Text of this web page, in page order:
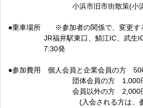
小浜市旧市街散策(小浜
●乗車場所 ※参加者の関係で、変更する
JR福井駅東口、鯖江IC、武生IC
7:30
●参加費用 個人会員と企業会員の方
団体会員の方 1,000
会員以外の方 2,000
(入会される方は、参加費